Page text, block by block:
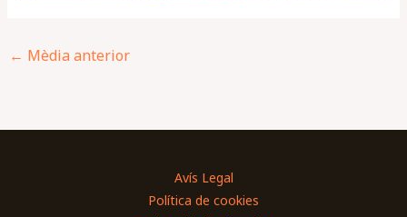
← Mèdia anterior
Avís Legal
Política de cookies